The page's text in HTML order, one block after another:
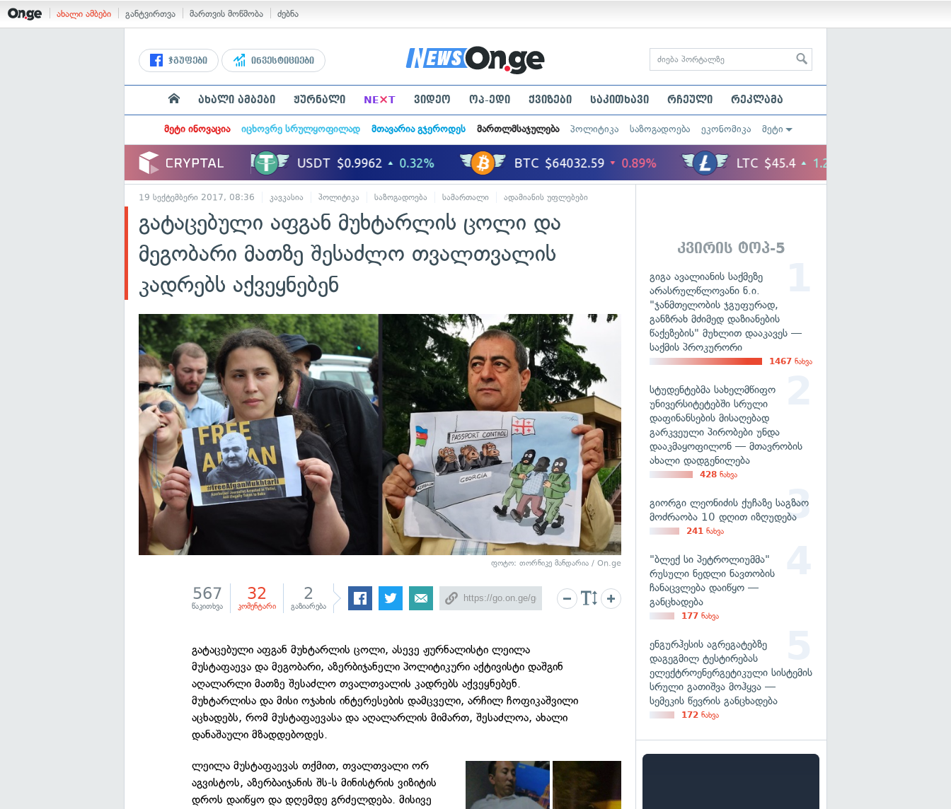
ახალი ამბები განტვირთვა მართვის მოწმობა ძებნა
ჯგუფები ინვესტიციები
ახალი ამბები ჟურნალი NE×T ვიდეო ოპ-ედი ქვიზები საკითხავი რჩეული რეკლამა
მეტი ინოვაცია იცხოვრე სრულყოფილად მთავარია გჯეროდეს მართლმსაჯულება პოლიტიკა საზოგადოება ეკონომიკა მეტი
19 სექტემბერი 2017, 08:36 კავკასია პოლიტიკა საზოგადოება სამართალი ადამიანის უფლებები
გატაცებული აფგან მუხტარლის ცოლი და
მეგობარი მათზე შესაძლო თვალთვალის
კადრებს აქვეყნებენ
ფოტო: თორნიკე მანდარია / On.ge
567
წაკითხვა
32
კომენტარი
2
გაზიარება
გატაცებული აფგან მუხტარლის ცოლი, ასევე ჟურნალისტი ლეილა
მუსტაფაევა და მეგობარი, აზერბიჯანელი პოლიტიკური აქტივისტი დაშგინ
აღალარლი მათზე შესაძლო თვალთვალის კადრებს აქვეყნებენ.
მუხტარლისა და მისი ოჯახის ინტერესების დამცველი, არჩილ ჩოფიკაშვილი
აცხადებს, რომ მუსტაფაევასა და აღალარლის მიმართ, შესაძლოა, ახალი
დანაშაული მზადდებოდეს.
ლეილა მუსტაფაევას თქმით, თვალთვალი ორ
აგვისტოს, აზერბაიჯანის შს-ს მინისტრის ვიზიტის
დროს დაიწყო და დღემდე გრძელდება. მისივე
კვირის ტოპ-5
გიგა ავალიანის საქმეზე
არასრულწლოვანი ნ.ი.
"ჯანმთელობის ჯგუფურად,
განზრახ მძიმედ დაზიანების
წაქეზების" მუხლით დააკავეს —
საქმის პროკურორი
1467 ნახვა
სტუდენტებმა სახელმწიფო
უნივერსიტეტებში სრული
დაფინანსების მისაღებად
გარკვეული პირობები უნდა
დააკმაყოფილონ — მთავრობის
ახალი დადგენილება
428 ნახვა
გიორგი ლეონიძის ქუჩაზე საგზაო
მოძრაობა 10 დღით იზღუდება
241 ნახვა
"ბლექ სი პეტროლიუმმა"
რუსული ნედლი ნავთობის
ჩანაცვლება დაიწყო —
განცხადება
177 ნახვა
ენგურჰესის აგრეგატებზე
დაგეგმილ ტესტირებას
ელექტროენერგეტიკული სისტემის
სრული გათიშვა მოჰყვა —
სემეკის წევრის განცხადება
172 ნახვა